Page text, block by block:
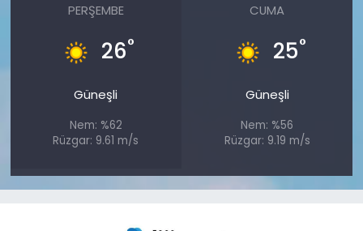
PERŞEMBE
26°
Güneşli
Nem: %62
Rüzgar: 9.61 m/s
CUMA
25°
Güneşli
Nem: %56
Rüzgar: 9.19 m/s